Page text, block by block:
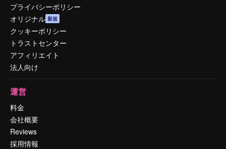
プライバシーポリシー
オリジナル 新規
クッキーポリシー
トラストセンター
アフィリエイト
法人向け
運営
料金
会社概要
Reviews
採用情報